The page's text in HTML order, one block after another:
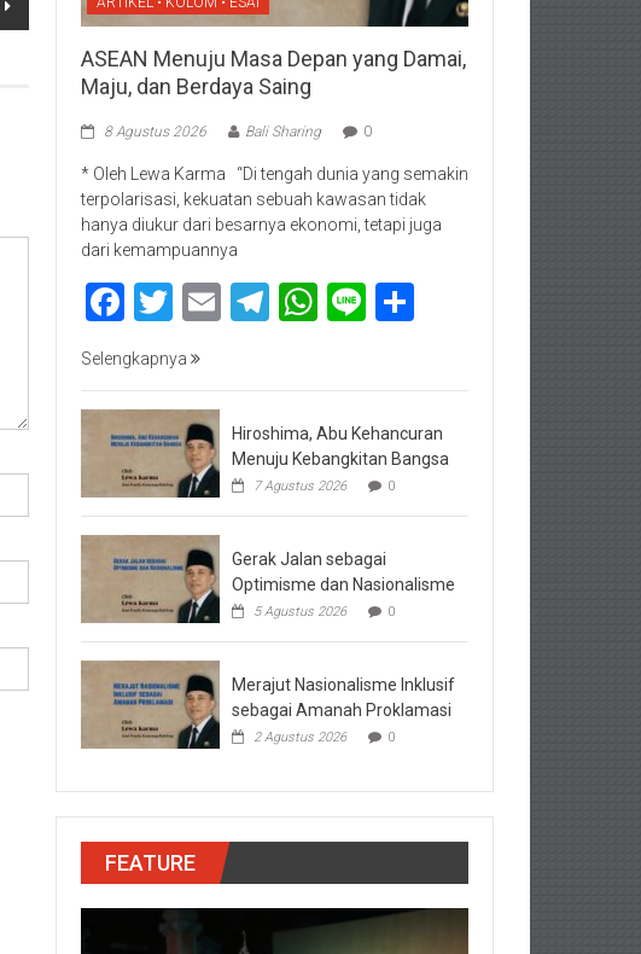
ASEAN Menuju Masa Depan yang Damai,
Maju, dan Berdaya Saing
8 Agustus 2026 Bali Sharing 0
* Oleh Lewa Karma “Di tengah dunia yang semakin
terpolarisasi, kekuatan sebuah kawasan tidak
hanya diukur dari besarnya ekonomi, tetapi juga
dari kemampuannya
Facebook
Twitter
EmailTelegram
WhatsApp
Line
Selengkapnya
Hiroshima, Abu Kehancuran
Menuju Kebangkitan Bangsa
7 Agustus 2026 0
Gerak Jalan sebagai
Optimisme dan Nasionalisme
5 Agustus 2026 0
Merajut Nasionalisme Inklusif
sebagai Amanah Proklamasi
2 Agustus 2026 0
FEATURE